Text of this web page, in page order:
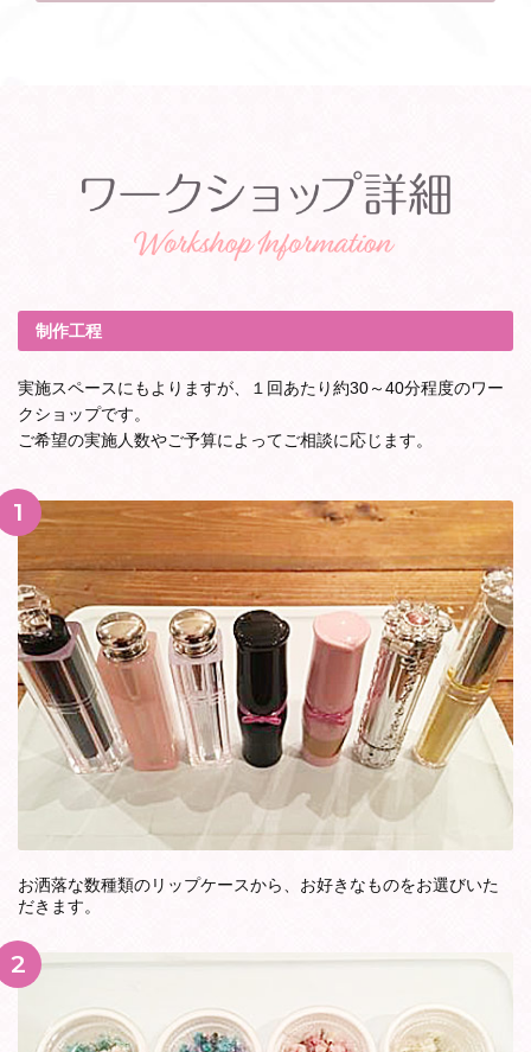
制作工程
実施スペースにもよりますが、１回あたり約30～40分程度のワー
クショップです。
ご希望の実施人数やご予算によってご相談に応じます。
1
お洒落な数種類のリップケースから、お好きなものをお選びいた
だきます。
2